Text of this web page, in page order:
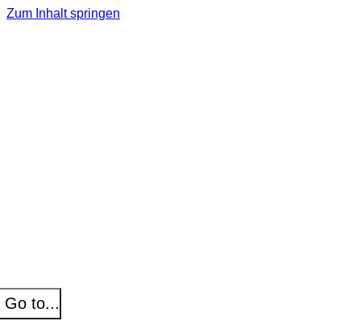
Zum Inhalt springen
Go to...